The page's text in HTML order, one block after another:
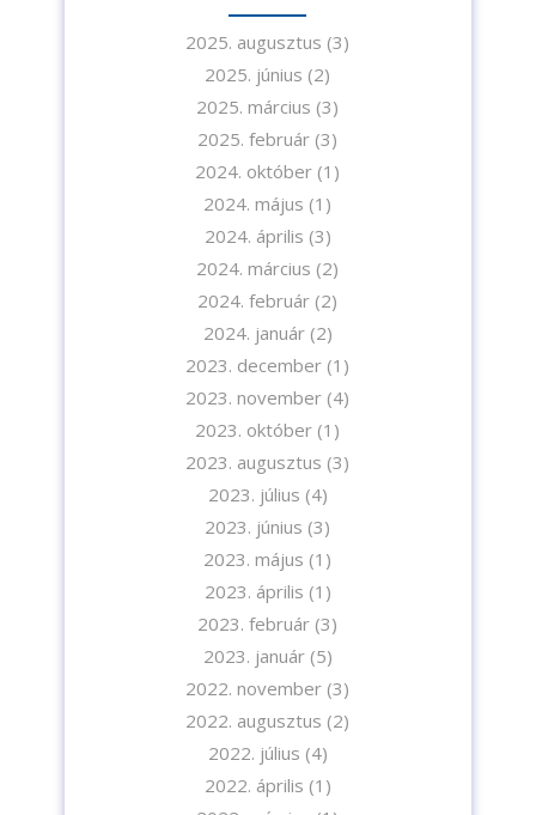
2025. augusztus (3)
2025. június (2)
2025. március (3)
2025. február (3)
2024. október (1)
2024. május (1)
2024. április (3)
2024. március (2)
2024. február (2)
2024. január(2)
2023. december (1)
2023. november (4)
2023. október (1)
2023. augusztus (3)
2023. július (4)
2023. június (3)
2023. május (1)
2023. április (1)
2023. február (3)
2023. január(5)
2022. november (3)
2022. augusztus (2)
2022. július (4)
2022. április (1)
Iratkozzon fel hírlevelünkre!
A feliratkozással elfogadja az adatvédelmi tájékoztatónkat. Elolvasom